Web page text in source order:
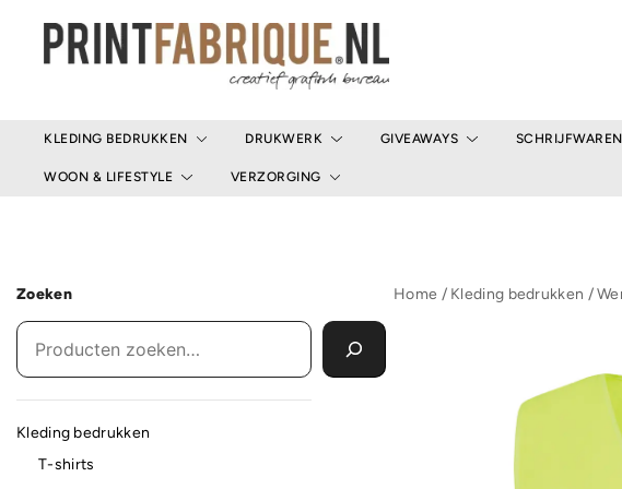
KLEDING BEDRUKKEN DRUKWERK GIVEAWAYS SCHRIJFWAREN
WOON & LIFESTYLE VERZORGING
Home / Kleding bedrukken /
Zoeken
Kleding bedrukken
T-shirts